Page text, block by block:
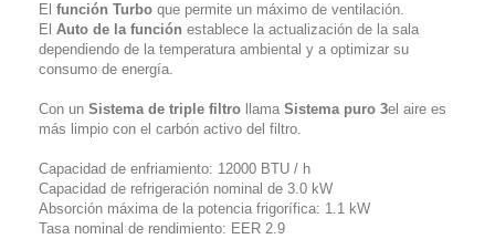
El función Turbo que permite un máximo de ventilación.
El Auto de la función establece la actualización de la sala
dependiendo de la temperatura ambiental y a optimizar su
consumo de energía.
Con un Sistema de triple filtro llama Sistema puro 3el aire es
más limpio con el carbón activo del filtro.
Capacidad de enfriamiento: 12000 BTU / h
Capacidad de refrigeración nominal de 3.0 kW
Absorción máxima de la potencia frigorífica: 1.1 kW
Tasa nominal de rendimiento: EER 2.9